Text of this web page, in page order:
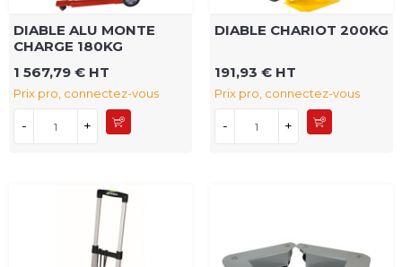
DIABLE ALU MONTE
CHARGE 180KG
1 567,79 € HT
Prix pro, connectez-vous
- +
DIABLE CHARIOT 200KG
191,93 € HT
Prix pro, connectez-vous
- +